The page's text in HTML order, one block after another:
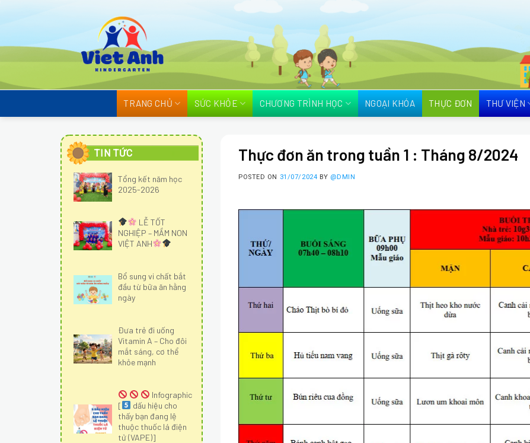
TRANG CHỦ SỨC KHỎE CHƯƠNG TRÌNH HỌC NGOẠI KHÓA THỰC ĐƠN THƯ VIỆN
TIN TỨC
Tổng kết năm học
2025-2026
LỄ TỐT
NGHIỆP – MẦM NON
VIỆT ANH
Bổ sung vi chất bắt
đầu từ bữa ăn hằng
ngày
Đưa trẻ đi uống
Vitamin A – Cho đôi
mắt sáng, cơ thể
khỏe mạnh
Infographic
[
dấu hiệu cho
thấy bạn đang lệ
thuộc thuốc lá điện
tử (VAPE)]
Thực đơn ăn trong tuần 1 : Tháng 8/2024
POSTED ON 31/07/2024 BY @DMIN